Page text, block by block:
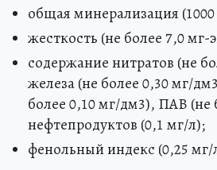
общая минерализация
жесткость (не более 7,0 мг-
содержание нитратов (не
железа (не более 0,30 мг/
более 0,10 мг/дм3), ПАВ (не
нефтепродуктов (0,1 мг/л);
фенольный индекс (0,25 мг/